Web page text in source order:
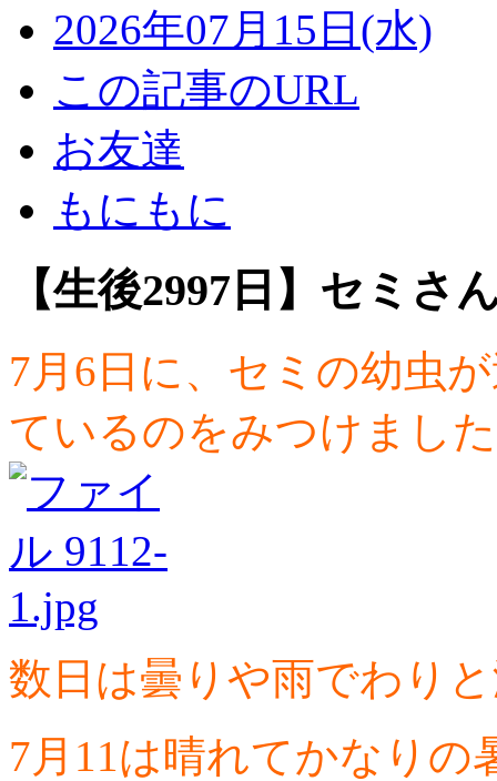
2026年07月15日(水)
この記事のURL
お友達
もにもに
【生後2997日】セミさ
7月6日に、セミの幼虫
ているのをみつけまし
数日は曇りや雨でわり
7月11は晴れてかなりの